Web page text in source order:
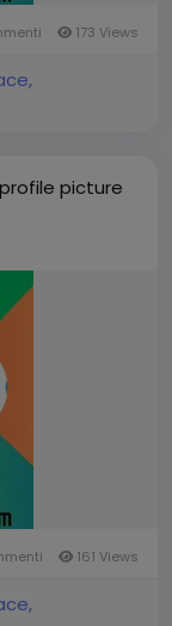
173 Views
picture
161 Views